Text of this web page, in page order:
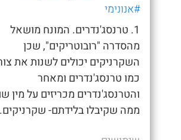
#אנונימי
1. טרנסג'נדרים. המונח מושאל
מהסדרה "רובוטריקים", שכן
השקרניקים יכולים לשנות את
כמו טרנסג'נדרים ומאחר
והטרנסג'נדרים מכריזים על מין
ממה שקיבלו בלידתם- שקרניקים.